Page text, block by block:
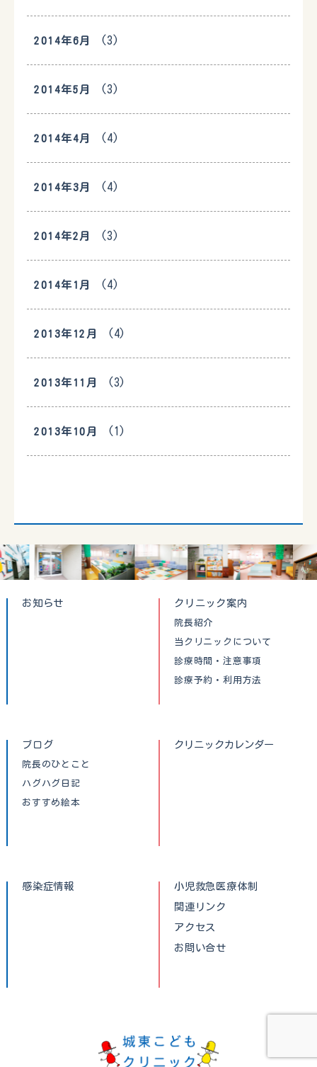
2014年6月 (3)
2014年5月 (3)
2014年4月 (4)
2014年3月 (4)
2014年2月 (3)
2014年1月 (4)
2013年12月 (4)
2013年11月 (3)
2013年10月 (1)
お知らせ クリニック案内
院長紹介
当クリニックについて
診療時間・注意事項
診療予約・利用方法
ブログ
院長のひとこと
ハグハグ日記
おすすめ絵本
クリニックカレンダー
感染症情報
小児救急医療体制
関連リンク
アクセス
お問い合せ